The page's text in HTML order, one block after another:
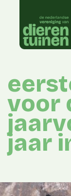
content
voor
jaar